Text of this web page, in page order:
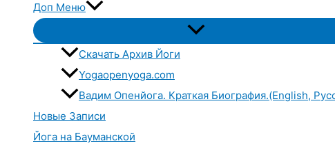
Доп Меню
Переключатель
меню
Скачать Архив Йоги
Yogaopenyoga.com
Вадим Опенйога. Краткая Биография.(English,
Новые Записи
Йога на Бауманской